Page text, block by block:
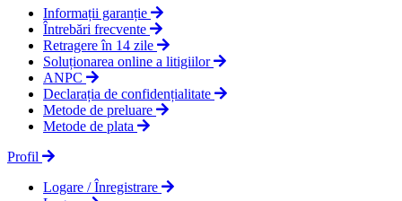
Informații garanție
Întrebări frecvente
Retragere în 14 zile
Soluționarea online a litigiilor
ANPC
Declarația de confidențialitate
Metode de preluare
Metode de plata
Profil
Logare / Înregistrare